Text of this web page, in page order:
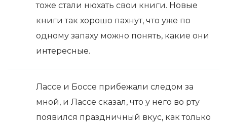
тоже стали нюхать свои книги. Новые
книги так хорошо пахнут, что уже по
одному запаху можно понять, какие они
интересные.
Лассе и Боссе прибежали следом за
мной, и Лассе сказал, что у него во рту
появился праздничный вкус, как только